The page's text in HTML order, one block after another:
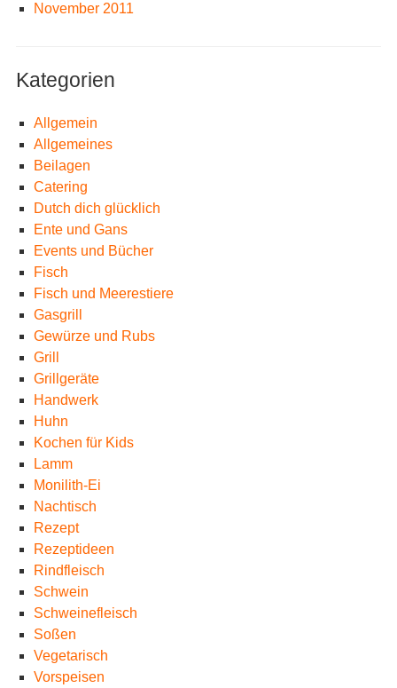
November 2011
Kategorien
Allgemein
Allgemeines
Beilagen
Catering
Dutch dich glücklich
Ente und Gans
Events und Bücher
Fisch
Fisch und Meerestiere
Gasgrill
Gewürze und Rubs
Grill
Grillgeräte
Handwerk
Huhn
Kochen für Kids
Lamm
Monilith-Ei
Nachtisch
Rezept
Rezeptideen
Rindfleisch
Schwein
Schweinefleisch
Soßen
Vegetarisch
Vorspeisen